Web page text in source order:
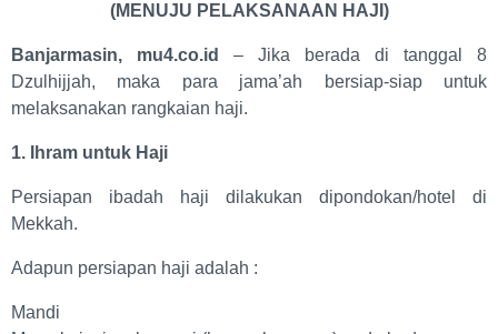
(MENUJU PELAKSANAAN HAJI)
Banjarmasin, mu4.co.id – Jika berada di tanggal 8
Dzulhijjah, maka para jama’ah bersiap-siap untuk
melaksanakan rangkaian haji.
1. Ihram untuk Haji
Persiapan ibadah haji dilakukan dipondokan/hotel di
Mekkah.
Adapun persiapan haji adalah :
Mandi